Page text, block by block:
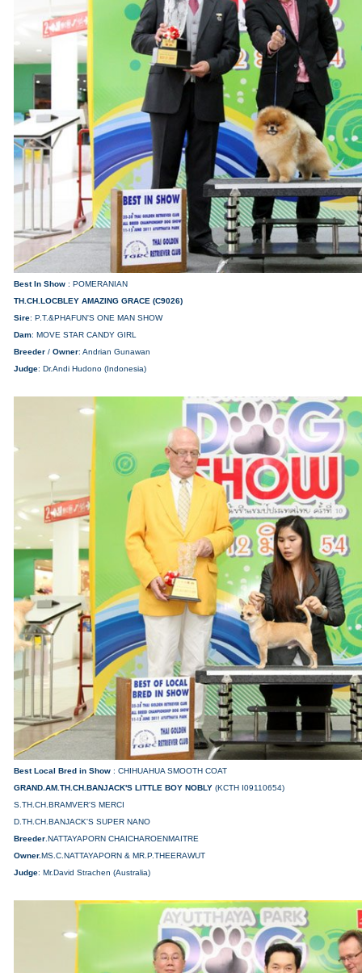
Best In Show : POMERANIAN
TH.CH.LOCBLEY AMAZING GRACE (C9026)
Sire: P.T.&PHAFUN'S ONE MAN SHOW
Dam: MOVE STAR CANDY GIRL
Breeder / Owner: Andrian Gunawan
Judge: Dr.Andi Hudono (Indonesia)
Best Local Bred in Show : CHIHUAHUA SMOOTH COAT
GRAND.AM.TH.CH.BANJACK'S LITTLE BOY NOBLY (KCTH I09110654)
S.TH.CH.BRAMVER'S MERCI
D.TH.CH.BANJACK'S SUPER NANO
Breeder .NATTAYAPORN CHAICHAROENMAITRE
Owner.MS.C.NATTAYAPORN & MR.P.THEERAWUT
Judge: Mr.David Strachen (Australia)